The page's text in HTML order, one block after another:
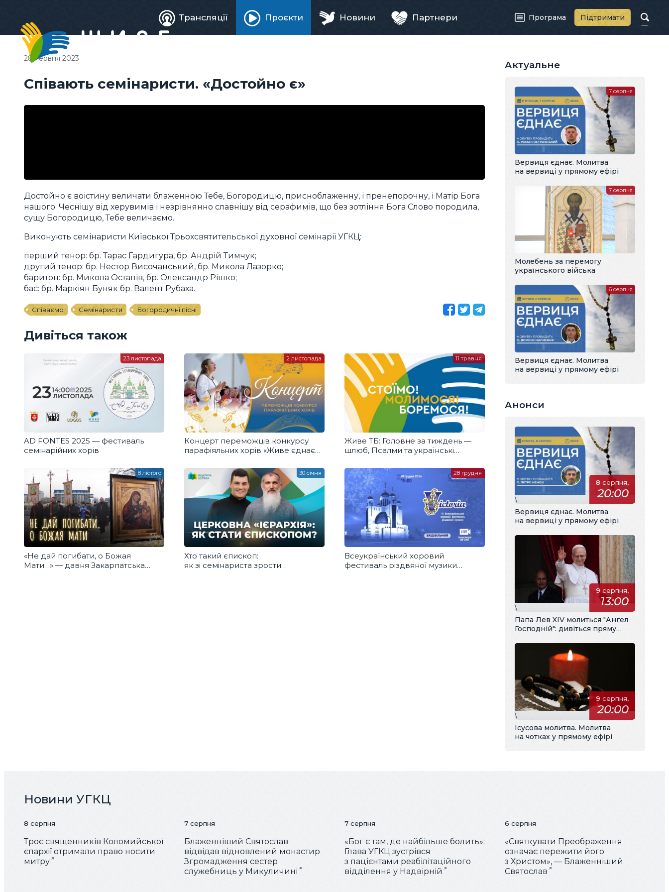
Живе
телебачення
Трансляції Проєкти Новини Партнери Програма Підтримати
Співають семінаристи. «Достойно є»
28 червня 2023
Достойно є воістину величати блаженною Тебе, Богородицю, присноблаженну, і пренепорочну, і Матір Бога
нашого. Чеснішу від херувимів і незрівнянно славнішу від серафимів, що без зотління Бога Слово породила,
сущу Богородицю, Тебе величаємо.
Виконують семінаристи Київської Трьохсвятительської духовної семінарії УГКЦ:
перший тенор: бр. Тарас Гардигура, бр. Андрій Тимчук;
другий тенор: бр. Нестор Височанський, бр. Микола Лазорко;
баритон: бр. Микола Остапів, бр. Олександр Рішко;
бас: бр. Маркіян Буняк бр. Валент Рубаха.
Співаємо Семінаристи Богородичні пісні
Дивіться також
AD FONTES 2025 — фестиваль
семінарійних хорів
23 листопада
Концерт переможців конкурсу
парафіяльних хорів «Живе єднає
2 листопада
Живе ТБ: Головне за тиждень —
шлюб, Псалми та українські
11 травня
«Не дай погибати, о Божая
Мати…» — давня Закарпатська
8 лютого
Хто такий єпископ:
як зі семінариста зрости
30 січня
Всеукраїнський хоровий
фестиваль різдвяної музики
28 грудня
Актуальне
Вервиця єднає. Молитва
на вервиці у прямому ефірі
7 серпня
Молебень за перемогу
українського війська
7 серпня
Вервиця єднає. Молитва
на вервиці у прямому ефірі
6 серпня
Анонси
8 серпня,
20:00
\
Вервиця єднає. Молитва
на вервиці у прямому ефірі
9 серпня,
13:00
\
Папа Лев XIV молиться "Ангел
Господній": дивіться пряму
перекладом
9 серпня,
20:00
\
Ісусова молитва. Молитва
на чотках у прямому ефірі
Новини УГКЦ
8 серпня
Троє священників Коломийської
єпархії отримали право носити
митру
7 серпня
Блаженніший Святослав
відвідав відновлений монастир
Згромадження сестер
служебниць у Микуличині
7 серпня
«Бог є там, де найбільше болить»:
Глава УГКЦ зустрівся
з пацієнтами реабілітаційного
відділення у Надвірній
6 серпня
«Святкувати Преображення
означає пережити його
з Христом», — Блаженніший
Святослав